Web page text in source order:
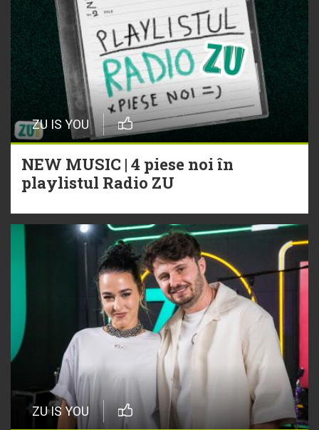
ZU IS YOU
NEW MUSIC | 4 piese noi în
playlistul Radio ZU
ZU IS YOU